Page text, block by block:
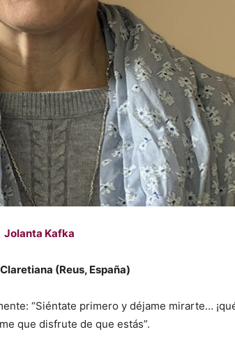
Jolanta Kafka
(Reus, España)
“Siéntate primero y déjame mirarte…
que disfrute de que estás”.